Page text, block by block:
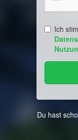
Ich
Du hast